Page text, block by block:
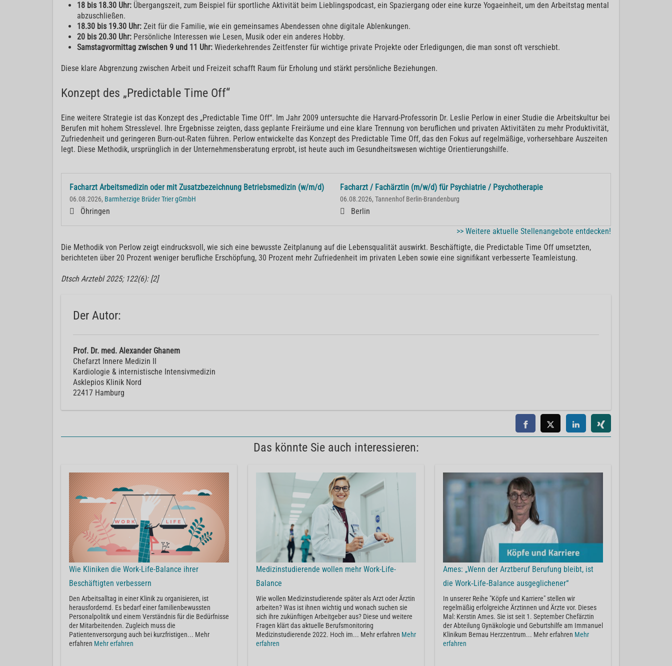
18 bis 18.30 Uhr: Übergangszeit, zum Beispiel für sportliche Aktivität beim Lieblingspodcast, ein Spaziergang oder eine kurze Yogaeinheit, um den Arbeitstag mental
abzuschließen.
18.30 bis 19.30 Uhr: Zeit für die Familie, wie ein gemeinsames Abendessen ohne digitale Ablenkungen.
20 bis 20.30 Uhr: Persönliche Interessen wie Lesen, Musik oder ein anderes Hobby.
Samstagvormittag zwischen 9 und 11 Uhr: Wiederkehrendes Zeitfenster für wichtige private Projekte oder Erledigungen, die man sonst oft verschiebt.
Diese klare Abgrenzung zwischen Arbeit und Freizeit schafft Raum für Erholung und stärkt persönliche Beziehungen.
Konzept des „Predictable Time Off“
Eine weitere Strategie ist das Konzept des „Predictable Time Off“. Im Jahr 2009 untersuchte die Harvard-Professorin Dr. Leslie Perlow in einer Studie die Arbeitskultur bei
Berufen mit hohem Stresslevel. Ihre Ergebnisse zeigten, dass geplante Freiräume und eine klare Trennung von beruflichen und privaten Aktivitäten zu mehr Produktivität,
Zufriedenheit und geringeren Burn-out-Raten führen. Perlow entwickelte das Konzept des Predictable Time Off, das den Fokus auf regelmäßige, vorhersehbare Auszeiten
legt. Diese Methodik, ursprünglich in der Unternehmensberatung erprobt, ist heute auch im Gesundheitswesen wichtige Orientierungshilfe.
Facharzt Arbeitsmedizin oder mit Zusatzbezeichnung Betriebsmedizin (w/m/d)
06.08.2026, Barmherzige Brüder Trier gGmbH
Öhringen
Facharzt / Fachärztin (m/w/d) für Psychiatrie / Psychotherapie
06.08.2026, Tannenhof Berlin-Brandenburg
Berlin
>> Weitere aktuelle Stellenangebote entdecken!
Die Methodik von Perlow zeigt eindrucksvoll, wie sich eine bewusste Zeitplanung auf die Lebensqualität auswirkt. Beschäftigte, die Predictable Time Off umsetzten,
berichteten über 20 Prozent weniger berufliche Erschöpfung, 30 Prozent mehr Zufriedenheit im privaten Leben sowie eine signifikant verbesserte Teamleistung.
Dtsch Arztebl 2025; 122(6): [2]
Der Autor:
Prof. Dr. med. Alexander Ghanem
Chefarzt Innere Medizin II
Kardiologie & internistische Intensivmedizin
Asklepios Klinik Nord
22417 Hamburg
Das könnte Sie auch interessieren:
Wie Kliniken die Work-Life-Balance ihrer
Beschäftigten verbessern
Den Arbeitsalltag in einer Klinik zu organisieren, ist
herausfordernd. Es bedarf einer familienbewussten
Personalpolitik und einem Verständnis für die Bedürfnisse
der Mitarbeitenden. Zugleich muss die
Patientenversorgung auch bei kurzfristigen... Mehr
erfahren Mehr erfahren
Medizinstudierende wollen mehr Work-Life-
Balance
Wie wollen Medizinstudierende später als Arzt oder Ärztin
arbeiten? Was ist ihnen wichtig und wonach suchen sie
sich ihre zukünftigen Arbeitgeber aus? Diese und weitere
Fragen klärt das aktuelle Berufsmonitoring
Medizinstudierende 2022. Hoch im... Mehr erfahren Mehr
erfahren
Ames: „Wenn der Arztberuf Berufung bleibt, ist
die Work‐Life‐Balance ausgeglichener“
In unserer Reihe "Köpfe und Karriere" stellen wir
regelmäßig erfolgreiche Ärztinnen und Ärzte vor. Dieses
Mal: Kerstin Ames. Sie ist seit 1. September Chefärztin
der Abteilung Gynäkologie und Geburtshilfe am Immanuel
Klinikum Bernau Herzzentrum... Mehr erfahren Mehr
erfahren